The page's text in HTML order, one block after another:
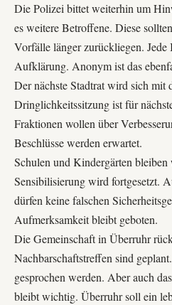
Die Polizei bittet weiterhin um
es weitere Betroffene. Diese
Vorfälle länger zurückliegen.
Aufklärung. Anonym ist das
Der nächste Stadtrat wird sich mit
Dringlichkeitssitzung ist für
Fraktionen wollen über
Beschlüsse werden erwartet.
Schulen und Kindergärten bleiben
Sensibilisierung wird fortgesetzt.
dürfen keine falschen
Aufmerksamkeit bleibt geboten.
Die Gemeinschaft in Überruhr
Nachbarschaftstreffen sind
gesprochen werden. Aber auch
bleibt wichtig. Überruhr soll ein